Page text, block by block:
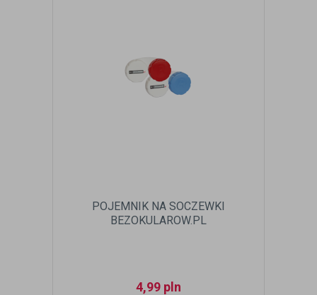
POJEMNIK NA SOCZEWKI
BEZOKULAROW.PL
4,99 pln